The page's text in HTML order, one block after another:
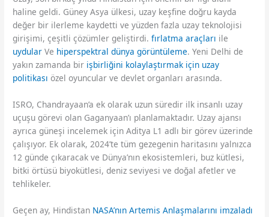
haline geldi. Güney Asya ülkesi, uzay keşfine doğru kayda
değer bir ilerleme kaydetti ve yüzden fazla uzay teknolojisi
girişimi, çeşitli çözümler geliştirdi.fırlatma araçları ile
uydular Ve hiperspektral dünya görüntüleme. Yeni Delhi de
yakın zamanda bir işbirliğini kolaylaştırmak için uzay
politikası özel oyuncular ve devlet organları arasında.
ISRO, Chandrayaan’a ek olarak uzun süredir ilk insanlı uzay
uçuşu görevi olan Gaganyaan’ı planlamaktadır. Uzay ajansı
ayrıca güneşi incelemek için Aditya L1 adlı bir görev üzerinde
çalışıyor. Ek olarak, 2024’te tüm gezegenin haritasını yalnızca
12 günde çıkaracak ve Dünya’nın ekosistemleri, buz kütlesi,
bitki örtüsü biyokütlesi, deniz seviyesi ve doğal afetler ve
tehlikeler.
Geçen ay, Hindistan NASA’nın Artemis Anlaşmalarını imzaladı